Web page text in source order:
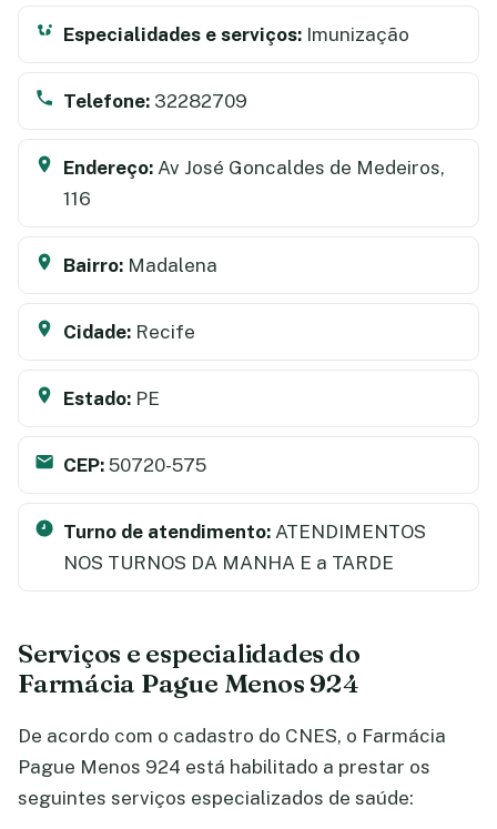
Especialidades e serviços: Imunização
Telefone: 32282709
Endereço: Av José Goncaldes de Medeiros,
116
Bairro: Madalena
Cidade: Recife
Estado: PE
CEP: 50720-575
Turno de atendimento: ATENDIMENTOS
NOS TURNOS DA MANHA E a TARDE
Serviços e especialidades do
Farmácia Pague Menos 924
De acordo com o cadastro do CNES, o Farmácia
Pague Menos 924 está habilitado a prestar os
seguintes serviços especializados de saúde: